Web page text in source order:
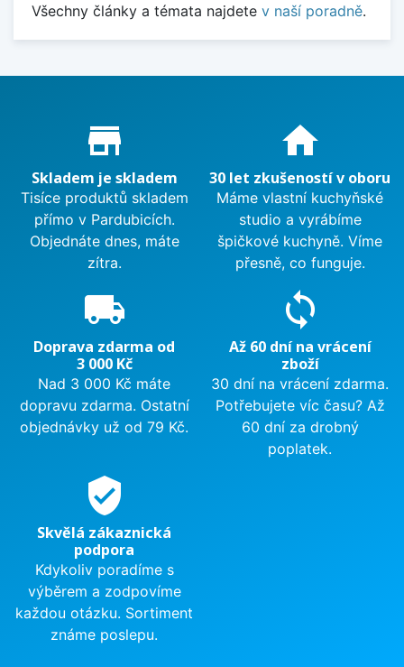
Všechny články a témata najdete v naší poradně.
Proč nakupovat u nás?
store_mall_directory
Skladem je skladem
Tisíce produktů skladem
přímo v Pardubicích.
Objednáte dnes, máte
zítra.
home
30 let zkušeností v oboru
Máme vlastní kuchyňské
studio a vyrábíme
špičkové kuchyně. Víme
přesně, co funguje.
local_shipping
Doprava zdarma od
3 000 Kč
Nad 3 000 Kč máte
dopravu zdarma. Ostatní
objednávky už od 79 Kč.
sync
Až 60 dní na vrácení
zboží
30 dní na vrácení zdarma.
Potřebujete víc času? Až
60 dní za drobný
poplatek.
verified_user
Skvělá zákaznická
podpora
Kdykoliv poradíme s
výběrem a zodpovíme
každou otázku. Sortiment
známe poslepu.